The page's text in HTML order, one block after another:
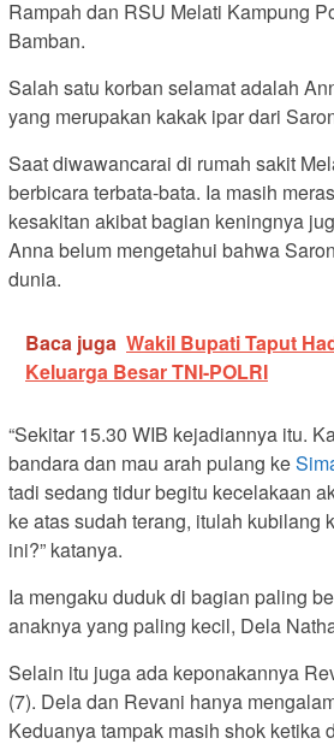
Rampah dan RSU Melati Kampung
Bamban.
Salah satu korban selamat adalah
yang merupakan kakak ipar dari
Saat diwawancarai di rumah sakit
berbicara terbata-bata. Ia masih
kesakitan akibat bagian keningnya
Anna belum mengetahui bahwa
dunia.
Baca juga Wakil Bupati Taput
Keluarga Besar TNI-POLRI
“Sekitar 15.30 WIB kejadiannya itu.
bandara dan mau arah pulang ke
tadi sedang tidur begitu kecelakaan
ke atas sudah terang, itulah kubilang
ini?” katanya.
Ia mengaku duduk di bagian paling
anaknya yang paling kecil, Dela
Selain itu juga ada keponakannya
(7). Dela dan Revani hanya
Keduanya tampak masih shok ketika